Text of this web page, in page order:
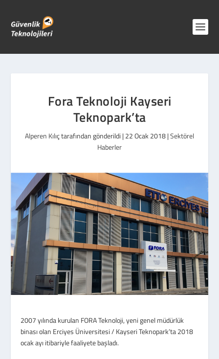
Fora Teknoloji Kayseri
Teknopark’ta
Alperen Kılıçtarafından gönderildi |22 Ocak 2018|Sektörel
Haberler
2007 yılında kurulan FORA Teknoloji, yeni genel müdürlük
binası olan Erciyes Üniversitesi / Kayseri Teknopark’ta 2018
ocak ayı itibariyle faaliyete başladı.